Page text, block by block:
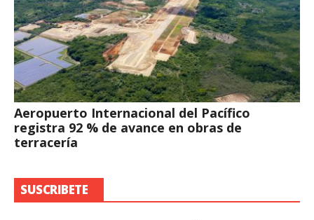
Aeropuerto Internacional del Pacífico
registra 92 % de avance en obras de
terracería
SUSCRIBETE